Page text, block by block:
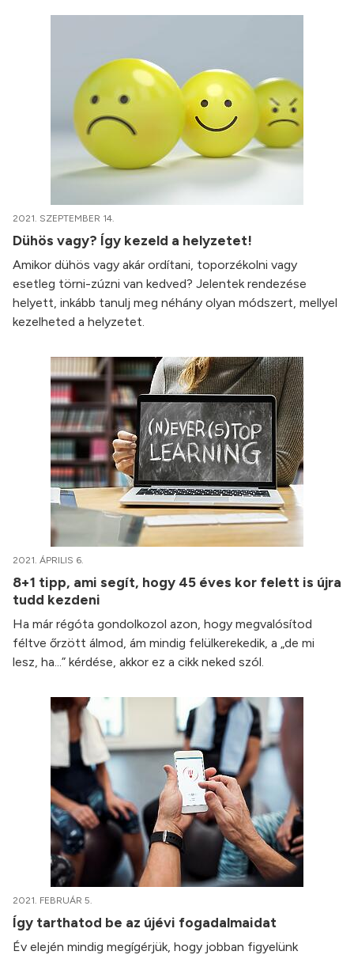
2021. SZEPTEMBER 14.
Dühös vagy? Így kezeld a helyzetet!
Amikor dühös vagy akár ordítani, toporzékolni vagy
esetleg törni-zúzni van kedved? Jelentek rendezése
helyett, inkább tanulj meg néhány olyan módszert, mellyel
kezelheted a helyzetet.
2021. ÁPRILIS 6.
8+1 tipp, ami segít, hogy 45 éves kor felett is újra
tudd kezdeni
Ha már régóta gondolkozol azon, hogy megvalósítod
féltve őrzött álmod, ám mindig felülkerekedik, a „de mi
lesz, ha...” kérdése, akkor ez a cikk neked szól.
2021. FEBRUÁR 5.
Így tarthatod be az újévi fogadalmaidat
Év elején mindig megígérjük, hogy jobban figyelünk